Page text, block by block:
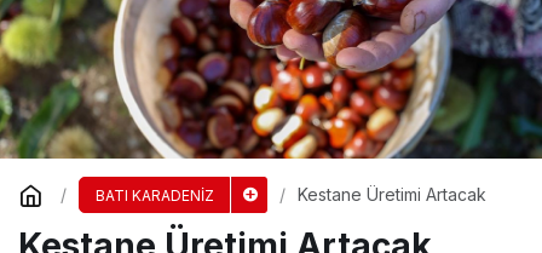
BATI KARADENİZ Kestane Üretimi Artacak